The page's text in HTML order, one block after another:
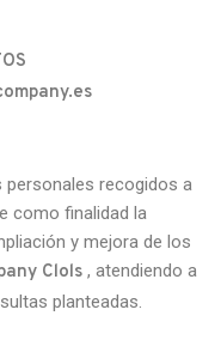
recogidos a
como finalidad la
y mejora de los
Clols , atendiendo a
planteadas.